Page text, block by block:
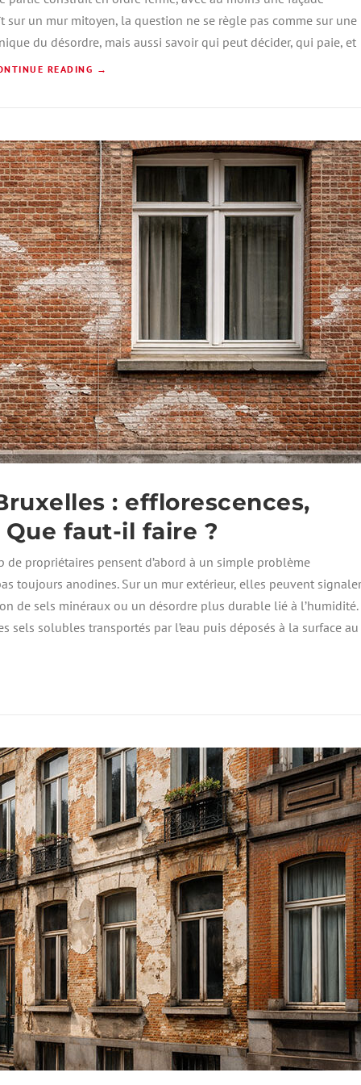
D
E
À
L
E
:
5
F
N
S
,
D
U
R
A
B
I
E
N
T
E
sur un mur mitoyen, la question ne se règle pas comme sur une
du désordre, mais aussi savoir qui peut décider, qui paie, et
READING «
M
I
T
O
Y
E
N
H
U
M
I
D
E
À
B
R
U
X
E
L
S
Q
I
R
É
O
P
A
I
E
,
C
O
M
M
E
N
T
I
N
T
E
R
V
E
N
I
→
: efflorescences,
faut-il faire ?
de propriétaires pensent d’abord à un simple problème
toujours anodines. Sur un mur extérieur, elles peuvent signaler
de sels minéraux ou un désordre plus durable lié à l’humidité.
sels solubles transportés par l’eau puis déposés à la surface au